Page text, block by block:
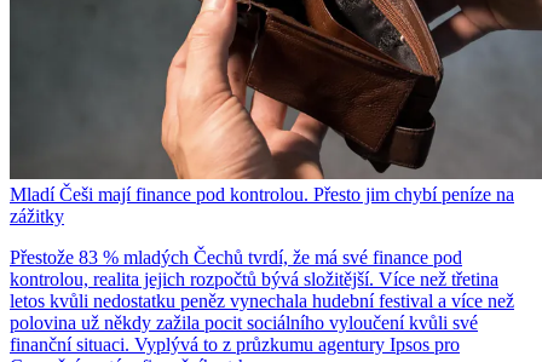
Mladí Češi mají finance pod kontrolou. Přesto jim chybí peníze na
zážitky
Přestože 83 % mladých Čechů tvrdí, že má své finance pod
kontrolou, realita jejich rozpočtů bývá složitější. Více než třetina
letos kvůli nedostatku peněz vynechala hudební festival a více než
polovina už někdy zažila pocit sociálního vyloučení kvůli své
finanční situaci. Vyplývá to z průzkumu agentury Ipsos pro